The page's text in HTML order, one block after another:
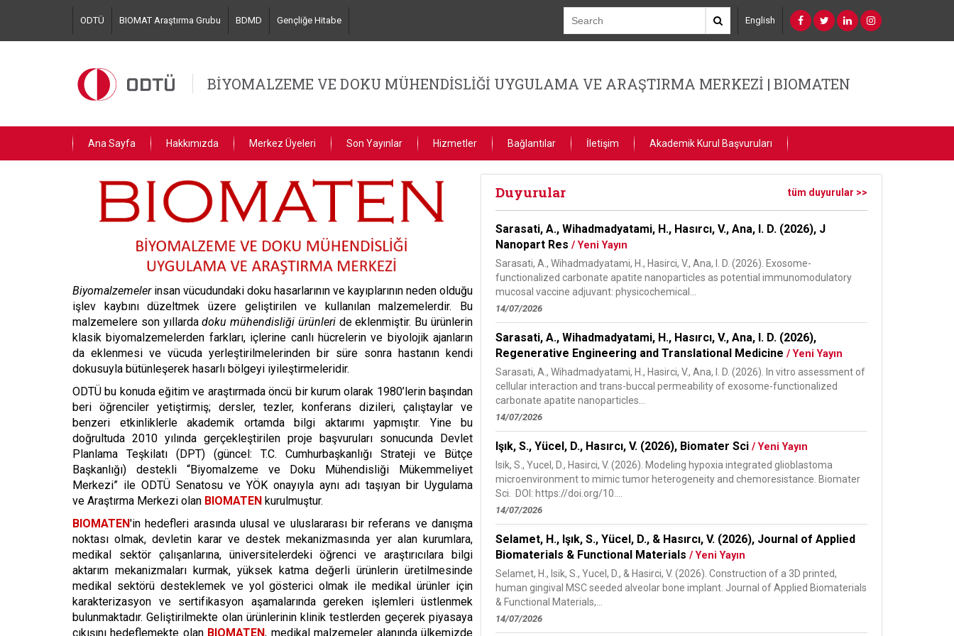
main
ODTÜ BIOMAT Araştırma Grubu BDMD Gençliğe Hitabe English
BİYOMALZEME VE DOKU MÜHENDİSLİĞİ UYGULAMA VE ARAŞTIRMA MERKEZİ | BIOMATEN
Ana Sayfa Hakkımızda Merkez Üyeleri Son Yayınlar Hizmetler Bağlantılar İletişim Akademik Kurul Başvuruları
Biyomalzemelerinsan vücudundaki doku hasarlarının ve kayıplarının neden olduğu
işlev kaybını düzeltmek üzere geliştirilen ve kullanılan malzemelerdir. Bu
malzemelere son yıllardadoku mühendisliği ürünleride eklenmiştir. Bu ürünlerin
klasik biyomalzemelerden farkları, içlerine canlı hücrelerin ve biyolojik ajanların
da eklenmesi ve vücuda yerleştirilmelerinden bir süre sonra hastanın kendi
dokusuyla bütünleşerek hasarlı bölgeyi iyileştirmeleridir.
ODTÜ bu konuda eğitim ve araştırmada öncü bir kurum olarak 1980’lerin başından
beri öğrenciler yetiştirmiş; dersler, tezler, konferans dizileri, çalıştaylar ve
benzeri etkinliklerle akademik ortamda bilgi aktarımı yapmıştır. Yine bu
doğrultuda 2010 yılında gerçekleştirilen proje başvuruları sonucunda Devlet
Planlama Teşkilatı (DPT) (güncel: T.C. Cumhurbaşkanlığı Strateji ve Bütçe
Başkanlığı) destekli “Biyomalzeme ve Doku Mühendisliği Mükemmeliyet
Merkezi” ile ODTÜ Senatosu ve YÖK onayıyla aynı adı taşıyan bir Uygulama
ve Araştırma Merkezi olan BIOMATEN kurulmuştur.
BIOMATEN'in hedefleri arasında ulusal ve uluslararası bir referans ve danışma
noktası olmak, devletin karar ve destek mekanizmasında yer alan kurumlara,
medikal sektör çalışanlarına, üniversitelerdeki öğrenci ve araştırıcılara bilgi
aktarım mekanizmaları kurmak, yüksek katma değerli ürünlerin üretilmesinde
medikal sektörü desteklemek ve yol gösterici olmak ile medikal ürünler için
karakterizasyon ve sertifikasyon aşamalarında gereken işlemleri üstlenmek
bulunmaktadır. Geliştirilmekte olan ürünlerinin klinik testlerden geçerek piyasaya
çıkışını hedeflemekte olan BIOMATEN, medikal malzemeler alanında ülkemizde
Duyurular tüm duyurular >>
Sarasati, A., Wihadmadyatami, H., Hasırcı, V., Ana, I. D. (2026), J
Nanopart Res / Yeni Yayın
Sarasati, A., Wihadmadyatami, H., Hasirci, V., Ana, I. D. (2026). Exosome-
functionalized carbonate apatite nanoparticles as potential immunomodulatory
mucosal vaccine adjuvant: physicochemical...
14/07/2026
Sarasati, A., Wihadmadyatami, H., Hasırcı, V., Ana, I. D. (2026),
Regenerative Engineering and Translational Medicine / Yeni Yayın
Sarasati, A., Wihadmadyatami, H., Hasirci, V., Ana, I. D. (2026). In vitro assessment of
cellular interaction and trans-buccal permeability of exosome-functionalized
carbonate apatite nanoparticles...
14/07/2026
Işık, S., Yücel, D., Hasırcı, V. (2026), Biomater Sci / Yeni Yayın
Isik, S., Yucel, D., Hasirci, V. (2026). Modeling hypoxia integrated glioblastoma
microenvironment to mimic tumor heterogeneity and chemoresistance. Biomater
Sci. DOI: https://doi.org/10....
14/07/2026
Selamet, H., Işık, S., Yücel, D., & Hasırcı, V. (2026), Journal of Applied
Biomaterials & Functional Materials / Yeni Yayın
Selamet, H., Isik, S., Yucel, D., & Hasirci, V. (2026). Construction of a 3D printed,
human gingival MSC seeded alveolar bone implant. Journal of Applied Biomaterials
& Functional Materials,...
14/07/2026